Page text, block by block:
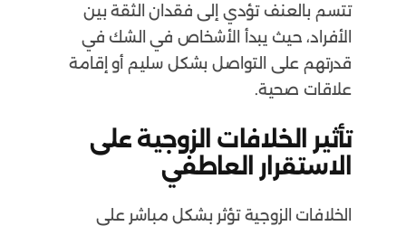
تتسم بالعنف تؤدي إلى فقدان الثقة بين
الأفراد، حيث يبدأ الأشخاص في الشك في
قدرتهم على التواصل بشكل سليم أو إقامة
علاقات صحية.
تأثير الخلافات الزوجية على
الاستقرار العاطفي
الخلافات الزوجية تؤثر بشكل مباشر على